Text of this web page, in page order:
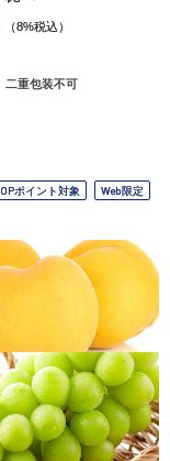
（8%税込）
二重包装不可
OPポイント対象
Web限定